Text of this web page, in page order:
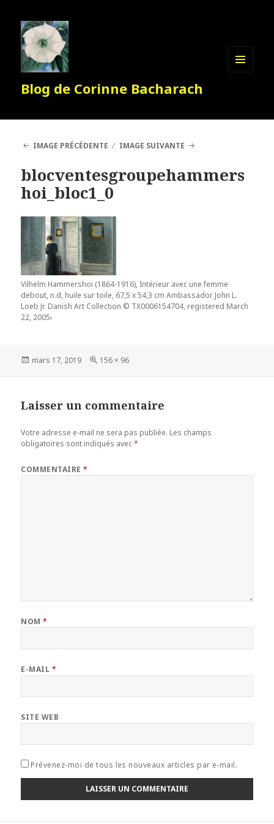
Blog de Corinne Bacharach
IMAGE PRÉCÉDENTE IMAGE SUIVANTE
blocventesgroupehammers
hoi_bloc1_0
Vilhelm Hammershoi (1864-1916), Intérieur avec une femme
debout, n.d, huile sur toile, 67,5 x 54,3 cm Ambassador John L.
Loeb Jr. Danish Art Collection © TX0006154704, registered March
22, 2005‹
Publié
mars 17, 2019
Taille
156 × 96
Laisser un commentaire
Votre adresse e-mail ne sera pas publiée. Les champs
obligatoires sont indiqués avec*
COMMENTAIRE*
NOM*
E-MAIL *
SITE WEB
Prévenez-moi de tous les nouveaux articles par e-mail.